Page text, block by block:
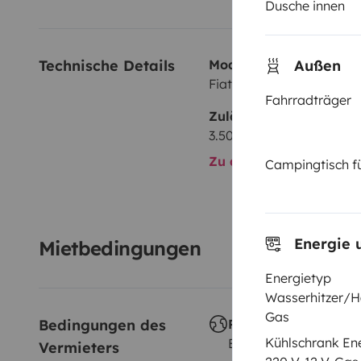
Dusche innen
Außen
Fahrradträger
Campingtisch
Energie
Energietyp
Wasserhitzer/
Gas
Kühlschrank
Technische Details
Modell:
Fiat
Zulässiges
3.500 kg
Zu allen technischen
Mietbedingungen
Bedingungen des
Vermieters
Reisen im Ausland
Erlaubt